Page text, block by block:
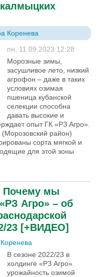
Коренева
пн, 11.09.2023 12:28
Морозные зимы,
засушливое лето, низкий
агрофон – даже в таких
условиях озимая
пшеница кубанской
селекции способна
давать высокие и
опыт ГК «РЗ Агро».
район)
сорта мягкой и
для этой зоны
Почему мы
Агро» – об
23 [+ВИДЕО]
В сезоне 2022/23 в
холдинге «РЗ Агро»
урожайность озимой